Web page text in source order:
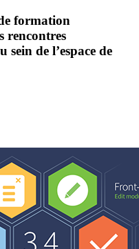
formation
rencontres
sein de l’espace de